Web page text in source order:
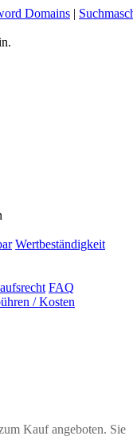
Domains |
Wertbeständigkeit
FAQ
/ Kosten
Kauf angeboten. Sie